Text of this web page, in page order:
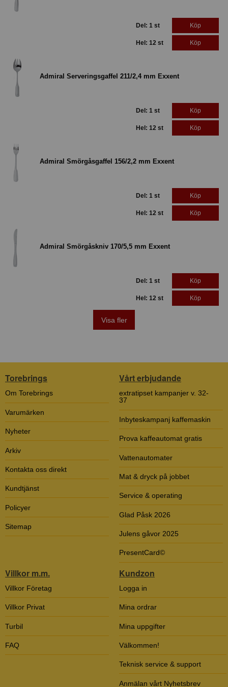
Del: 1 st Köp
Hel: 12 st Köp
Admiral Serveringsgaffel 211/2,4 mm Exxent
Del: 1 st Köp
Hel: 12 st Köp
Admiral Smörgåsgaffel 156/2,2 mm Exxent
Del: 1 st Köp
Hel: 12 st Köp
Admiral Smörgåskniv 170/5,5 mm Exxent
Del: 1 st Köp
Hel: 12 st Köp
Visa fler
Torebrings
Om Torebrings
Varumärken
Nyheter
Arkiv
Kontakta oss direkt
Kundtjänst
Policyer
Sitemap
Vårt erbjudande
extratipset kampanjer v. 32-
37
Inbyteskampanj kaffemaskin
Prova kaffeautomat gratis
Vattenautomater
Mat & dryck på jobbet
Service & operating
Glad Påsk 2026
Julens gåvor 2025
PresentCard©
Villkor m.m.
Villkor Företag
Villkor Privat
Turbil
FAQ
Kundzon
Logga in
Mina ordrar
Mina uppgifter
Välkommen!
Teknisk service & support
Anmälan vårt Nyhetsbrev